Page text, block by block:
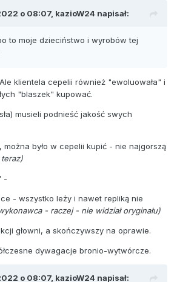
o 08:07, kazioW24 napisał:
to moje dzieciństwo i wyrobów tej
klientela cepelii również "ewoluowała" i
"blaszek" kupować.
musieli podnieść jakość swych
było w cepelii kupić - nie najgorszą
-
- wszystko leży i nawet repliką nie
- raczej - nie widział oryginału)
głowni, a skończywszy na oprawie.
dywagacje bronio-wytwórcze.
o 08:07, kazioW24 napisał: